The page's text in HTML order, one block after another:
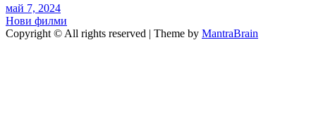
май 7, 2024
Нови филми
Copyright © All rights reserved | Theme by MantraBrain